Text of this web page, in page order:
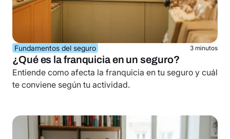
Fundamentos del seguro 3 minutos
¿Qué es la franquicia en un seguro?
Entiende como afecta la franquicia en tu seguro y cuál
te conviene según tu actividad.